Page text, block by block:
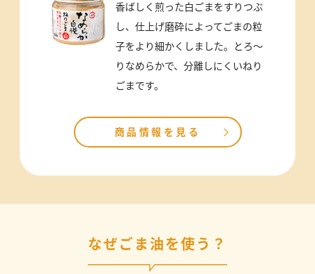
香ばしく煎った白ごまをすりつぶ
し、仕上げ磨砕によってごまの粒
子をより細かくしました。とろ～
りなめらかで、分離しにくいねり
ごまです。
商品情報を見る
なぜごま油を使う？